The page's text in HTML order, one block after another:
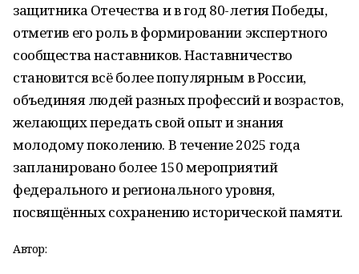
защитника Отечества и в год 80-летия Победы,
отметив его роль в формировании экспертного
сообщества наставников. Наставничество
становится всё более популярным в России,
объединяя людей разных профессий и возрастов,
желающих передать свой опыт и знания
молодому поколению. В течение 2025 года
запланировано более 150 мероприятий
федерального и регионального уровня,
посвящённых сохранению исторической памяти.
Автор: